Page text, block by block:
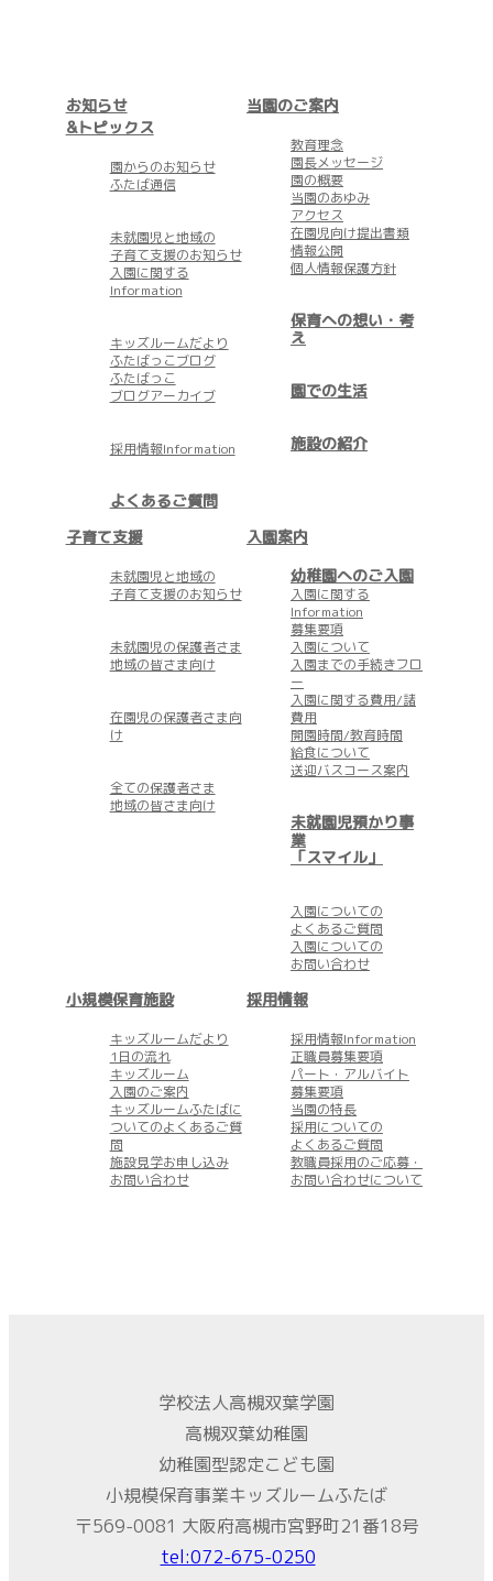
お知らせ
&トピックス
園からのお知らせ
ふたば通信
未就園児と地域の
子育て支援のお知らせ
入園に関する
Information
キッズルームだより
ふたばっこブログ
ふたばっこ
ブログアーカイブ
採用情報Information
よくあるご質問
当園のご案内
教育理念
園長メッセージ
園の概要
当園のあゆみ
アクセス
在園児向け提出書類
情報公開
個人情報保護方針
保育への想い・考
え
園での生活
施設の紹介
子育て支援
未就園児と地域の
子育て支援のお知らせ
未就園児の保護者さま
地域の皆さま向け
在園児の保護者さま向
け
全ての保護者さま
地域の皆さま向け
入園案内
幼稚園へのご入園
入園に関する
Information
募集要項
入園について
入園までの手続きフロ
ー
入園に関する費用/諸
費用
開園時間/教育時間
給食について
送迎バスコース案内
未就園児預かり事
業
「スマイル」
入園についての
よくあるご質問
入園についての
お問い合わせ
小規模保育施設
キッズルームだより
1日の流れ
キッズルーム
入園のご案内
キッズルームふたばに
ついてのよくあるご質
問
施設見学お申し込み
お問い合わせ
採用情報
採用情報Information
正職員募集要項
パート・アルバイト
募集要項
当園の特長
採用についての
よくあるご質問
教職員採用のご応募・
お問い合わせについて
学校法人高槻双葉学園
高槻双葉幼稚園
幼稚園型認定こども園
小規模保育事業キッズルームふたば
〒569-0081 大阪府高槻市宮野町21番18号
tel:072-675-0250